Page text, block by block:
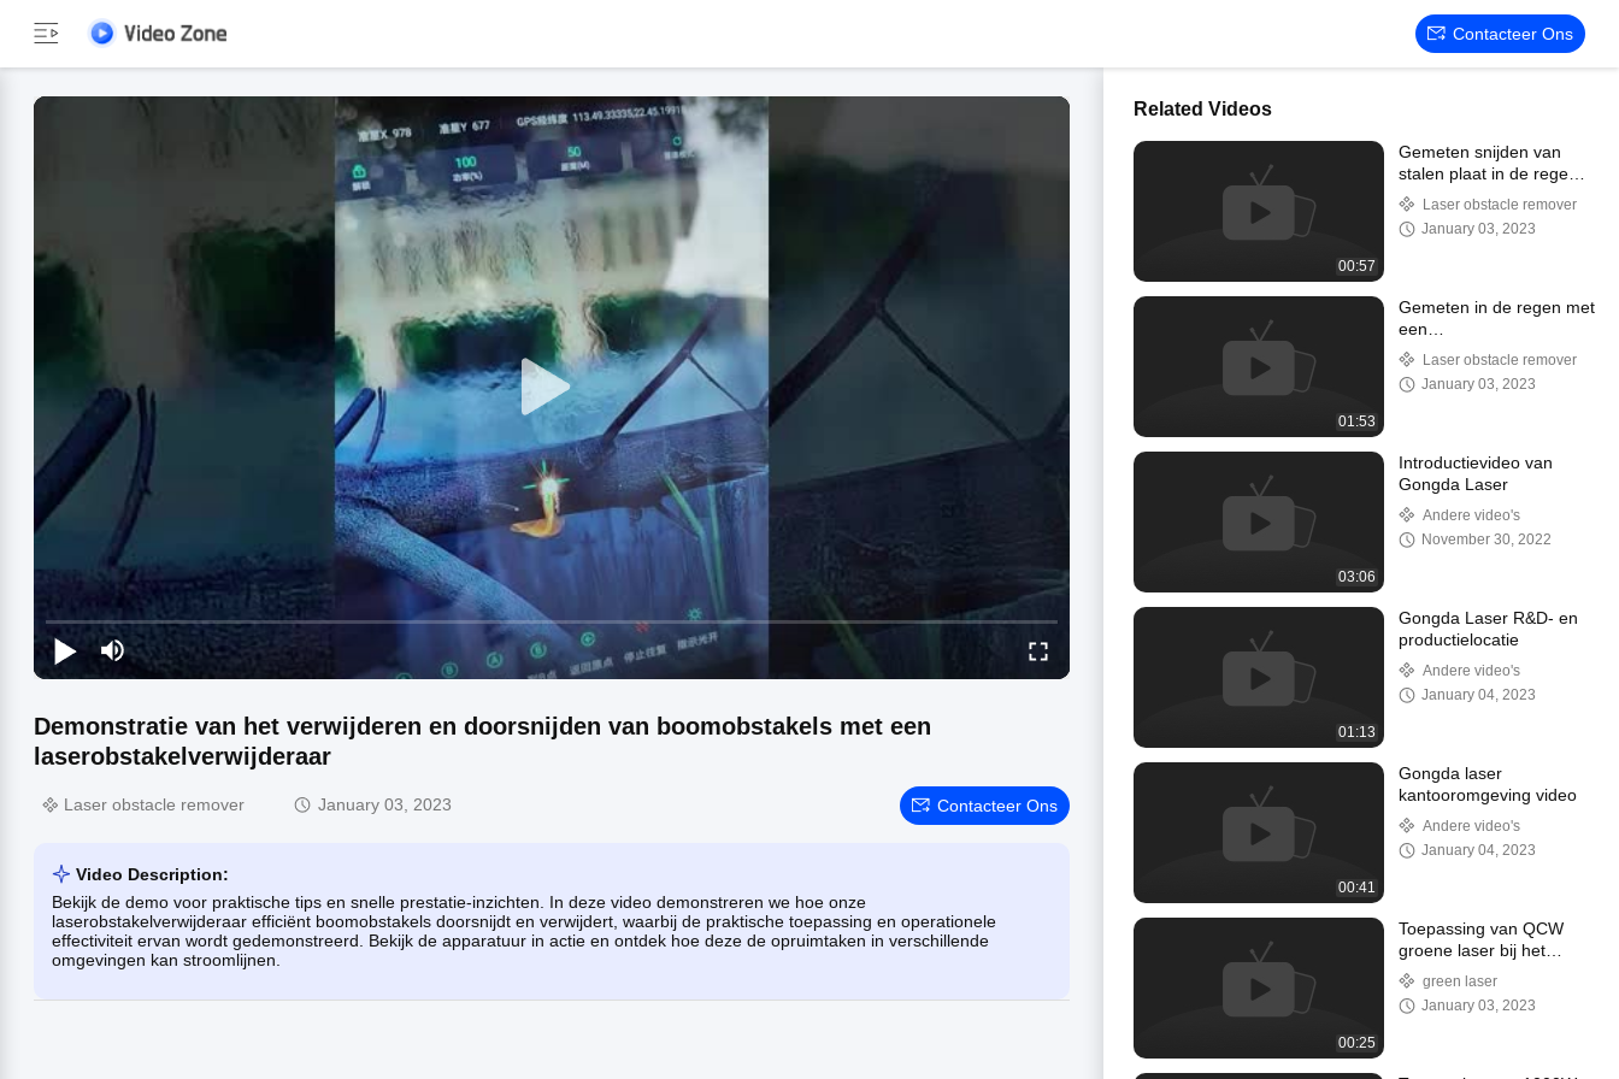
Contacteer Ons
Demonstratie van het verwijderen en doorsnijden van boomobstakels met een
laserobstakelverwijderaar
Laser obstacle remover January 03, 2023 Contacteer Ons
Video Description:
Bekijk de demo voor praktische tips en snelle prestatie-inzichten. In deze video demonstreren we hoe onze
laserobstakelverwijderaar efficiënt boomobstakels doorsnijdt en verwijdert, waarbij de praktische toepassing en operationele
effectiviteit ervan wordt gedemonstreerd. Bekijk de apparatuur in actie en ontdek hoe deze de opruimtaken in verschillende
omgevingen kan stroomlijnen.
Related Videos
00:57
Gemeten snijden van
stalen plaat in de regen
door
laserobstakelverwijderaar
Laser obstacle remover
January 03, 2023
01:53
Gemeten in de regen met
een
laserobstakelverwijderaar:
1,4 mm stalen plaat werd
in 16 seconden
Laser obstacle remover
January 03, 2023
03:06
Introductievideo van
Gongda Laser
Andere video's
November 30, 2022
01:13
Gongda Laser R&D- en
productielocatie
Andere video's
January 04, 2023
00:41
Gongda laser
kantooromgeving video
Andere video's
January 04, 2023
00:25
Toepassing van QCW
groene laser bij het
snijden van
aluminiumfolie van
lithiumbatterij-
green laser
January 03, 2023